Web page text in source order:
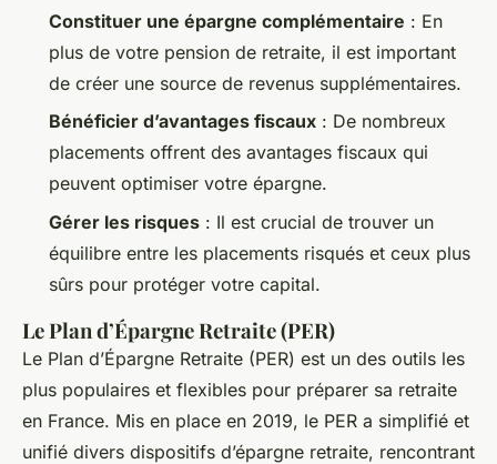
Constituer une épargne complémentaire : En
plus de votre pension de retraite, il est important
de créer une source de revenus supplémentaires.
Bénéficier d’avantages fiscaux : De nombreux
placements offrent des avantages fiscaux qui
peuvent optimiser votre épargne.
Gérer les risques : Il est crucial de trouver un
équilibre entre les placements risqués et ceux plus
sûrs pour protéger votre capital.
Le Plan d’Épargne Retraite (PER)
Le Plan d’Épargne Retraite (PER) est un des outils les
plus populaires et flexibles pour préparer sa retraite
en France. Mis en place en 2019, le PER a simplifié et
unifié divers dispositifs d’épargne retraite, rencontrant